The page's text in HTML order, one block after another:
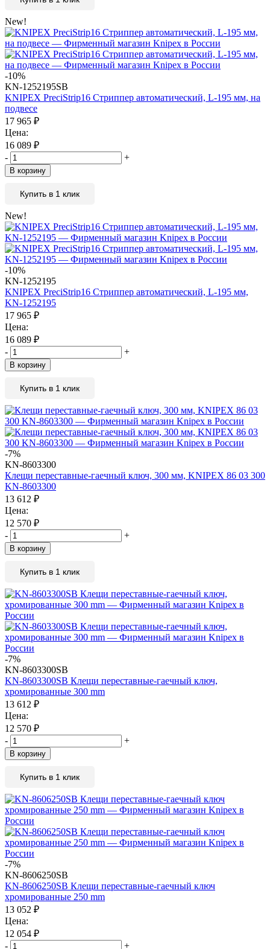
New!
-10%
KN-1252195SB
KNIPEX PreciStrip16 Стриппер автоматический, L-195 мм, на
подвесе
17 965 ₽
Цена:
16 089 ₽
-
+
В корзину
Купить в 1 клик
New!
-10%
KN-1252195
KNIPEX PreciStrip16 Стриппер автоматический, L-195 мм,
KN-1252195
17 965 ₽
Цена:
16 089 ₽
-
+
В корзину
Купить в 1 клик
-7%
KN-8603300
Клещи переставные-гаечный ключ, 300 мм, KNIPEX 86 03 300
KN-8603300
13 612 ₽
Цена:
12 570 ₽
-
+
В корзину
Купить в 1 клик
-7%
KN-8603300SB
KN-8603300SB Клещи переставные-гаечный ключ,
хромированные 300 mm
13 612 ₽
Цена:
12 570 ₽
-
+
В корзину
Купить в 1 клик
-7%
KN-8606250SB
KN-8606250SB Клещи переставные-гаечный ключ
хромированные 250 mm
13 052 ₽
Цена:
12 054 ₽
-
+